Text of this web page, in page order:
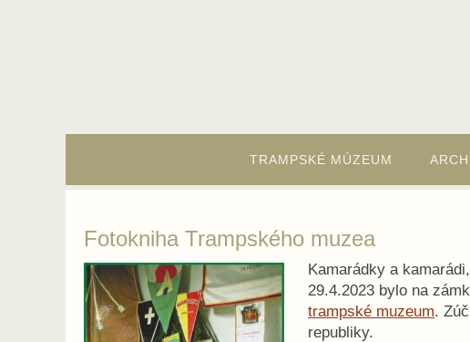
TRAMPSKÉ MÚZEUM
Fotokniha Trampského muzea
Kamarádky a kamarádi,
29.4.2023 bylo na
trampské muzeum.
republiky.